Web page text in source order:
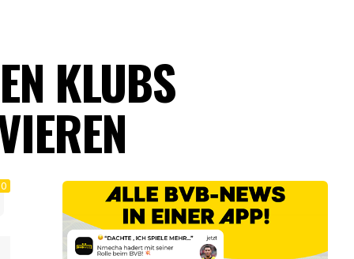
KLUBS
0